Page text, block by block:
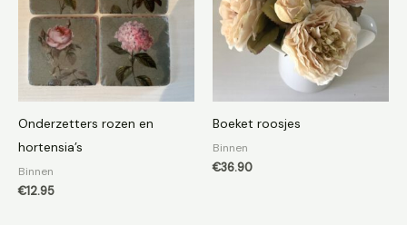
Onderzetters rozen en
hortensia’s
Binnen
€12.95
Boeket roosjes
Binnen
€36.90